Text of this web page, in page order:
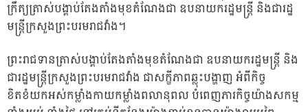
ក្រឹត្យត្រាស់បង្គាប់តែងតាំងមុខតំណែងជា ឧបនាយករដ្ឋមន្ត្រី និងជារដ្ឋ
មន្ត្រីក្រសួងព្រះបរមរាជវាំង។
ព្រះរាជទានត្រាស់បង្គាប់តែងតាំងមុខតំណែងជា ឧបនាយករដ្ឋមន្ត្រី និង
ជារដ្ឋមន្ត្រីក្រសួងព្រះបរមរាជវាំង ជាសក្ខីភាពឆ្លុះបង្ហាញ អំពីកិច្ច
ខិតខំយកអស់កម្លាំងកាយកម្លាំងពលានុពល បំពេញភារកិច្ចយ៉ាងសកម្ម